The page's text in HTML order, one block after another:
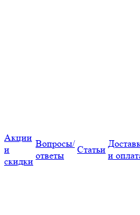
Акции
и
скидки
Вопросы/
ответы
Статьи
и